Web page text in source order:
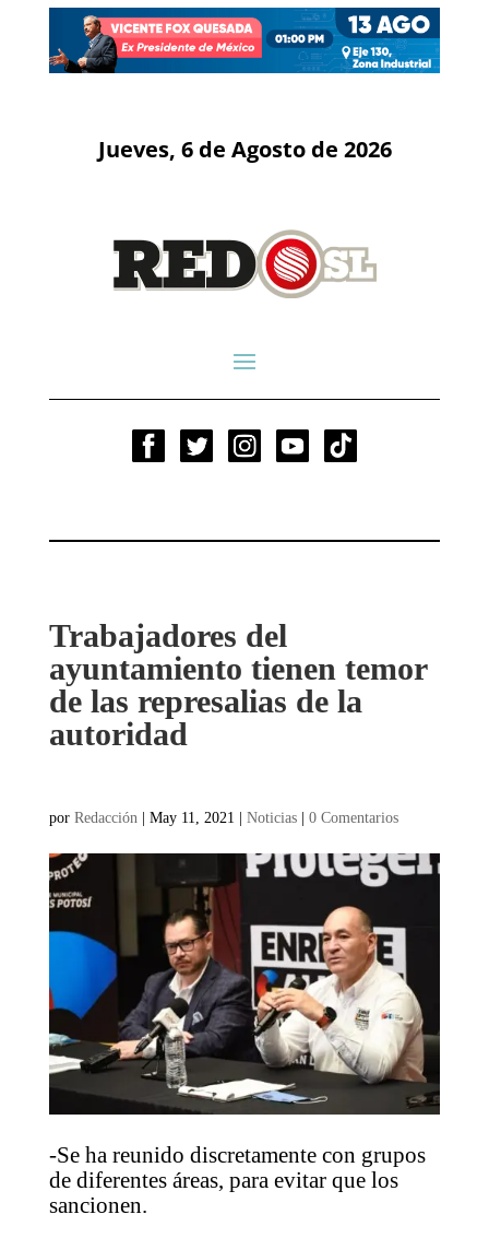
Jueves, 6 de Agosto de 2026
Trabajadores del
ayuntamiento tienen temor
de las represalias de la
autoridad
por Redacción | May 11, 2021 | Noticias| 0 Comentarios
-Se ha reunido discretamente con grupos
de diferentes áreas, para evitar que los
sancionen.